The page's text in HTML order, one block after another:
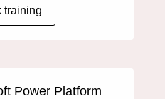
training
Power Platform